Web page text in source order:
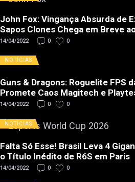
John Fox: Vingança Absurda de
Sapos Clones Chega em Breve
14/04/2022 0 0
NOTÍCIAS
Guns & Dragons: Roguelite FPS
Promete Caos Magitech e
14/04/2022 0 0
NOTÍCIAS
Falta Só Esse! Brasil Leva 4
o Título Inédito de R6S em Paris
14/04/2022 0 0